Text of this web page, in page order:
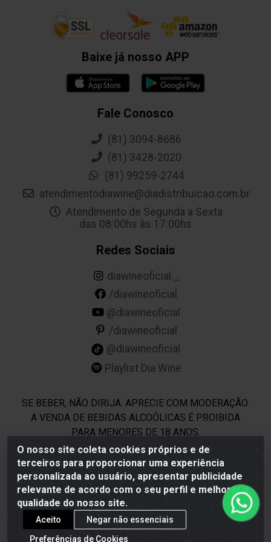
O nosso site coleta cookies próprios e de
terceiros para proporcionar uma experiência
personalizada ao usuário, apresentar publicidade
relevante de acordo com o seu perfil e melhorar a
qualidade do nosso site.
Aceito
Negar não essenciais
Preferências de Cookies
Baixe já nosso APP
Fale Conosco
(81) 3094-8686
(81) 3428-2020
(81) 99259-2744
atendimentodiawine@diadistribuicao.com.br
Atendimento de Segunda a Sexta
das 08:00hs às 17:00hs
Redes Sociais
diawineoficial._
/diawineoficial
@diawineoficial
/diawineoficial
@diawineoficial
Playlist Dia Wine
SE BEBER, NÃO DIRIJA. APRECIE COM MODERAÇÃO.
A VENDA DE BEBIDAS ALCOÓLICAS É PROIBIDA
PARA MENORES DE 18 ANOS.
Dia Wine - Rodovia BR 232 KM 22,5 - Moreno/PE - CEP
54800-000 - CNPJ 69.944.973/0001-85